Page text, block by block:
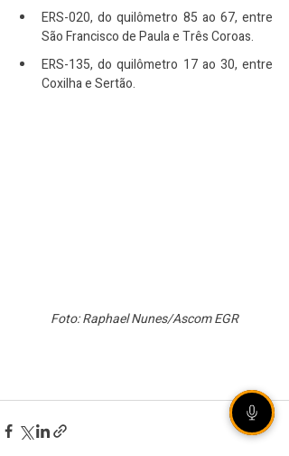
ERS-020, do quilômetro 85 ao 67, entre
São Francisco de Paula e Três Coroas.
ERS-135, do quilômetro 17 ao 30, entre
Coxilha e Sertão.
Foto: Raphael Nunes/Ascom EGR